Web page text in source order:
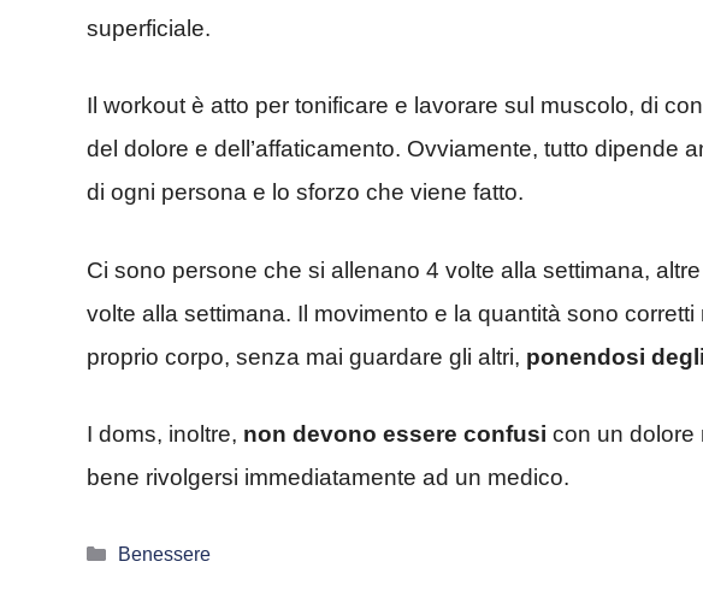
superficiale.
Il workout è atto per tonificare e lavorare sul muscolo, di
del dolore e dell’affaticamento. Ovviamente, tutto dipende
di ogni persona e lo sforzo che viene fatto.
Ci sono persone che si allenano 4 volte alla settimana,
volte alla settimana. Il movimento e la quantità sono
proprio corpo, senza mai guardare gli altri, ponendosi
I doms, inoltre, non devono essere confusi con un dolore
bene rivolgersi immediatamente ad un medico.
Categorie
Benessere